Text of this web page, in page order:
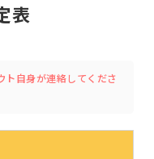
表
自身が連絡してくださ